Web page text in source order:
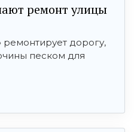
ремонт улицы
дорогу,
песком для